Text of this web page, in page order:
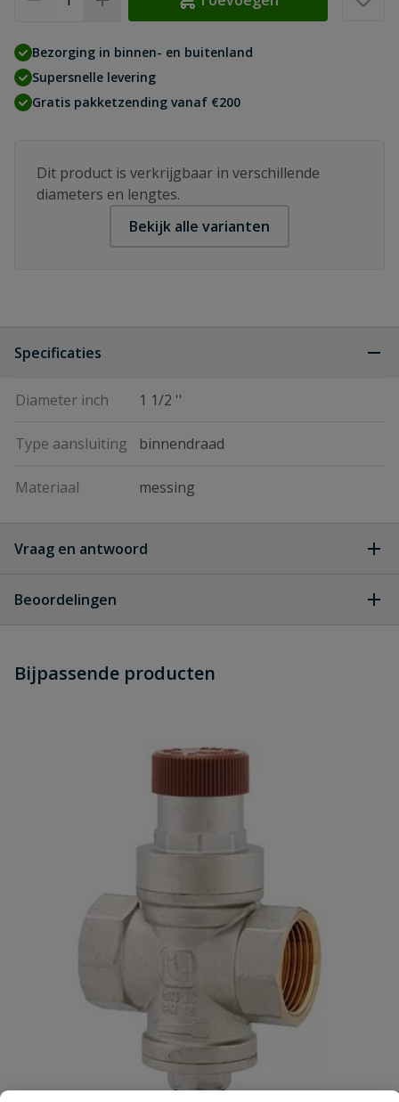
Bezorging in binnen- en buitenland
Supersnelle levering
Gratis pakketzending vanaf €200
Dit product is verkrijgbaar in verschillende
diameters en lengtes.
Bekijk alle varianten
Specificaties
Diameter inch 1 1/2 ''
Type aansluiting binnendraad
Materiaal messing
Vraag en antwoord
dit product?
Beoordelingen
Schrijf zelf een beoordeling
Samenvatting
Bijpassende producten